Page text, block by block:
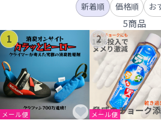
新着順 価格順 お
5商品
1
メール便
2
メール便